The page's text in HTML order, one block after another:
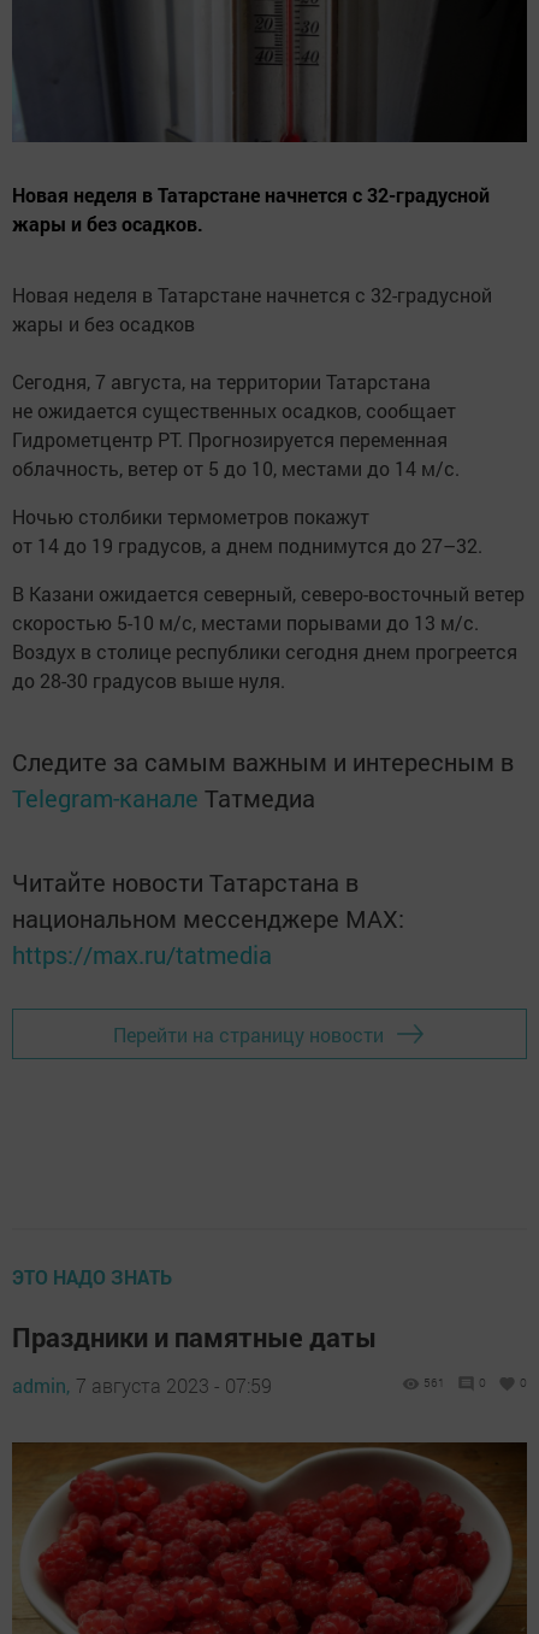
Новая неделя в Татарстане начнется с 32-градусной
жары и без осадков.
Новая неделя в Татарстане начнется с 32-градусной
жары и без осадков
Сегодня, 7 августа, на территории Татарстана
не ожидается существенных осадков, сообщает
Гидрометцентр РТ. Прогнозируется переменная
облачность, ветер от 5 до 10, местами до 14 м/с.
Ночью столбики термометров покажут
от 14 до 19 градусов, а днем поднимутся до 27–32.
В Казани ожидается северный, северо-восточный ветер
скоростью 5-10 м/с, местами порывами до 13 м/с.
Воздух в столице республики сегодня днем прогреется
до 28-30 градусов выше нуля.
Следите за самым важным и интересным в
Telegram-канале Татмедиа
Читайте новости Татарстана в
национальном мессенджере MАХ:
https://max.ru/tatmedia
Перейти на страницу новости
ЭТО НАДО ЗНАТЬ
Праздники и памятные даты
admin, 7 августа 2023 - 07:59 561 0 0